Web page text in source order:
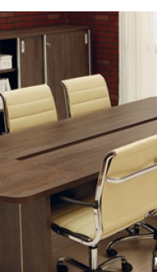
кантом ПВХ 2 мм.